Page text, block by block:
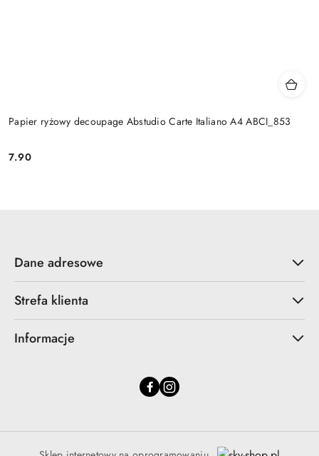
Papier ryżowy decoupage Abstudio Carte Italiano A4 ABCI_853
Cena:
7.90
Dane adresowe
Strefa klienta
Informacje